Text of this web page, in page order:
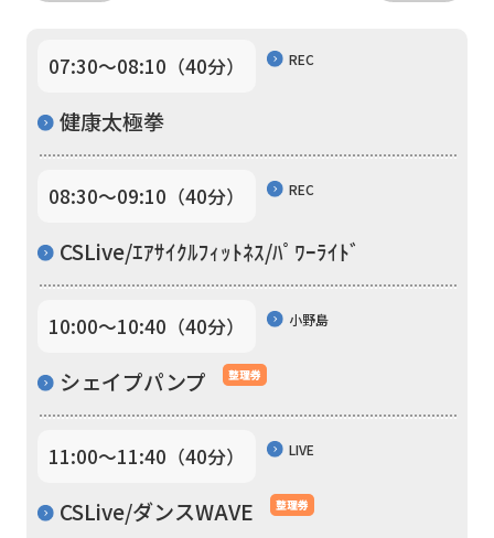
07:30〜08:10（40分） REC
健康太極拳
08:30〜09:10（40分） REC
CSLive/ｴｱｻｲｸﾙﾌｨｯﾄﾈｽ/ﾊﾟﾜｰﾗｲﾄﾞ
10:00〜10:40（40分） 小野島
シェイプパンプ 整理券
11:00〜11:40（40分） LIVE
CSLive/ダンスWAVE 整理券
into
English.
the
below
(start
translation)
return